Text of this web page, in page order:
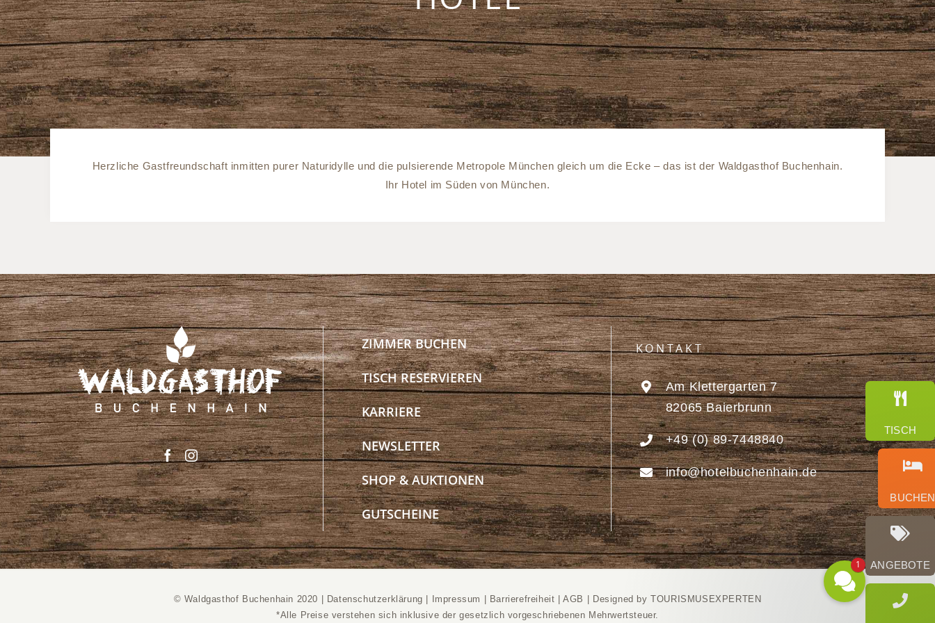
Herzliche Gastfreundschaft inmitten purer Naturidylle und die pulsierende Metropole München gleich um die Ecke – das ist der Waldgasthof Buchenhain.
Ihr Hotel im Süden von München.
ZIMMER BUCHEN
TISCH RESERVIEREN
KARRIERE
NEWSLETTER
SHOP & AUKTIONEN
GUTSCHEINE
KONTAKT
Am Klettergarten 7
82065 Baierbrunn
+49 (0) 89-7448840
info@hotelbuchenhain.de
© Waldgasthof Buchenhain 2020 | Datenschutzerklärung Impressum Barrierefreiheit |AGB
Designed by TOURISMUSEXPERTEN
*Alle Preise verstehen sich inklusive der gesetzlich vorgeschriebenen Mehrwertsteuer.
TISCH
BUCHEN
ANGEBOTE
1